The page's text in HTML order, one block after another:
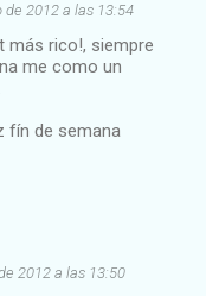
de 2012 a las 13:54
más rico!, siempre
me como un
fín de semana
2012 a las 13:50